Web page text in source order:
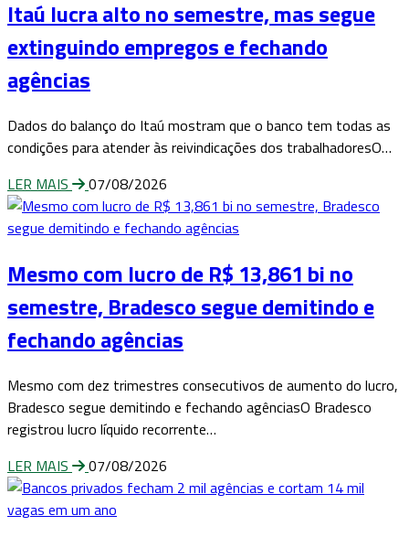
Itaú lucra alto no semestre, mas segue
extinguindo empregos e fechando
agências
Dados do balanço do Itaú mostram que o banco tem todas as
condições para atender às reivindicações dos trabalhadoresO…
LER MAIS
07/08/2026
Mesmo com lucro de R$ 13,861 bi no
semestre, Bradesco segue demitindo e
fechando agências
Mesmo com dez trimestres consecutivos de aumento do lucro,
Bradesco segue demitindo e fechando agênciasO Bradesco
registrou lucro líquido recorrente…
LER MAIS
07/08/2026